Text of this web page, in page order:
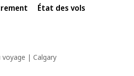
État des vols
voyage | Calgary